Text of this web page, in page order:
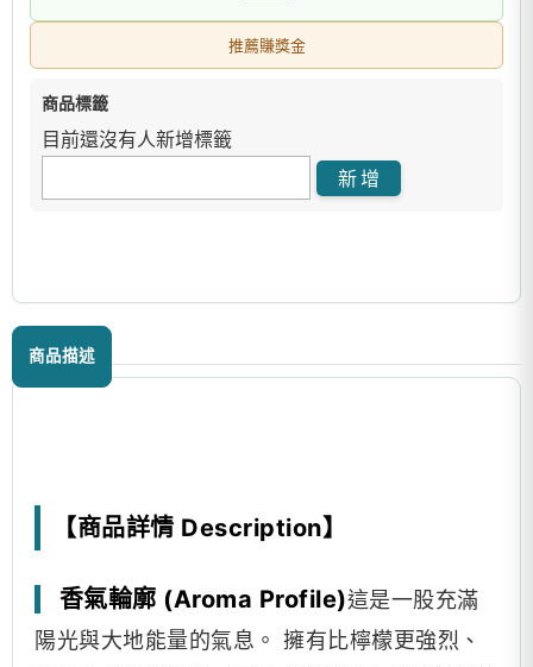
推薦賺獎金
商品標籤
目前還沒有人新增標籤
商品描述
【商品詳情 Description】
香氣輪廓 (Aroma Profile)這是一股充滿
陽光與大地能量的氣息。 擁有比檸檬更強烈、